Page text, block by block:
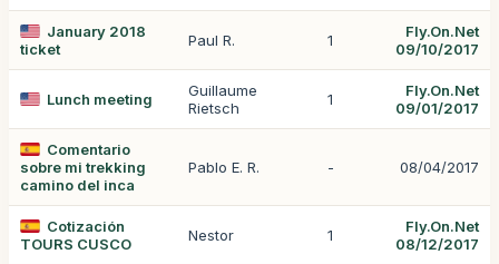
January 2018
ticket
Paul R. 1
Fly.On.Net
09/10/2017
Lunch meeting
Guillaume
Rietsch
1
Fly.On.Net
09/01/2017
Comentario
sobre mi trekking
camino del inca
Pablo E. R. - 08/04/2017
Cotización
TOURS CUSCO
Nestor 1
Fly.On.Net
08/12/2017